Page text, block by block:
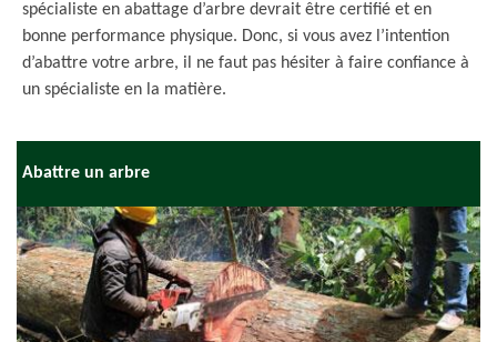
spécialiste en abattage d’arbre devrait être certifié et en
bonne performance physique. Donc, si vous avez l’intention
d’abattre votre arbre, il ne faut pas hésiter à faire confiance à
un spécialiste en la matière.
Abattre un arbre